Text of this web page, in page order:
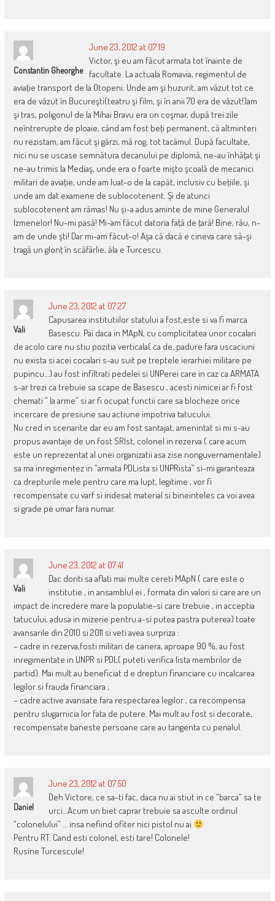
Constantin Gheorghe
June 23, 2012 at 07:19
Victor, şi eu am făcut armata tot înainte de
facultate. La actuala Romavia, regimentul de
aviaţie transport de la Otopeni. Unde am şi huzurit, am văzut tot ce
era de văzut în Bucureşti(teatru şi film, şi în anii 70 era de văzut!)am
şi tras, poligonul de la Mihai Bravu era un coşmar, după trei zile
neîntrerupte de ploaie, când am fost beţi permanent, că altminteri
nu rezistam, am făcut şi gărzi, mă rog, tot tacâmul. După facultate,
nici nu se uscase semnătura decanului pe diplomă, ne-au înhăţat şi
ne-au trimis la Mediaş, unde era o foarte mişto şcoală de mecanici
militari de aviaţie, unde am luat-o de la capăt, inclusiv cu beţiile, şi
unde am dat examene de sublocotenent. Şi de atunci
sublocotenent am rămas! Nu şi-a adus aminte de mine Generalul
Izmenelor! Nu-mi pasă! Mi-am făcut datoria faţă de ţară! Bine, rău, n-
am de unde şti! Dar mi-am făcut-o! Aşa că dacă e cineva care să-şi
tragă un glonţ în scăfârlie, ăla e Turcescu.
Vali
June 23, 2012 at 07:27
Capusarea institutiilor statului a fost,este si va fi marca
Basescu. Pai daca in MApN, cu complicitatea unor cocalari
de acolo care nu stiu pozitia verticala( ca de, padure fara uscaciuni
nu exista si acei cocalari s-au suit pe treptele ierarhiei militare pe
pupincu…) au fost infiltrati pedelei si UNPerei care in caz ca ARMATA
s-ar trezi ca trebuie sa scape de Basescu , acesti nimicei ar fi fost
chemati ” la arme” si ar fi ocupat functii care sa blocheze orice
incercare de presiune sau actiune impotriva tatucului.
Nu cred in scenarite dar eu am fost santajat, amenintat si mi s-au
propus avantaje de un fost SRIst, colonel in rezerva ( care acum
este un reprezentat al unei organizatii asa zise nonguvernamentale)
sa ma inregimentez in “armata PDLista si UNPRista” si-mi garanteaza
ca drepturile mele pentru care ma lupt, legitime , vor fi
recompensate cu varf si indesat material si bineinteles ca voi avea
si grade pe umar fara numar.
Vali
June 23, 2012 at 07:41
Dac doriti sa aflati mai multe cereti MApN ( care este o
institutie , in ansamblul ei , formata din valori si care are un
impact de incredere mare la populatie-si care trebuie , in acceptia
tatucului, adusa in mizerie pentru a-si putea pastra puterea) toate
avansarile din 2010 si 2011 si veti avea surpriza :
– cadre in rezerva,fosti militari de cariera, aproape 90 %, au fost
inregimentate in UNPR si PDL( puteti verifica lista membrilor de
partid). Mai mult au beneficiat d e drepturi financiare cu incalcarea
legilor si frauda financiara ;
– cadre active avansate fara respectarea legilor , ca recompensa
pentru slugarnicia lor fata de putere. Mai mult au fost si decorate,
recompensate baneste persoane care au tangenta cu penalul.
Daniel
June 23, 2012 at 07:50
Deh Victore, ce sa-ti fac, daca nu ai stiut in ce “barca” sa te
urci…Acum un biet caprar trebuie sa asculte ordinul
“colonelului” … insa nefiind ofiter nici pistol nu ai
Pentru RT: Cand esti colonel, esti tare! Colonele!
Rusine Turcescule!